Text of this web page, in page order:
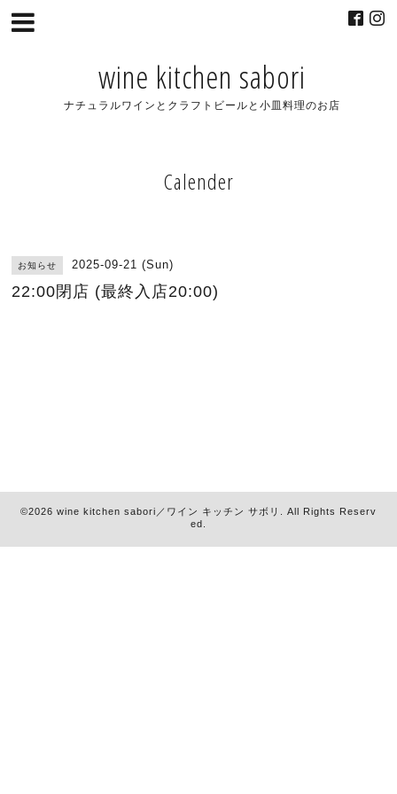
wine kitchen sabori
ナチュラルワインとクラフトビールと小皿料理のお店
Calender
お知らせ 2025-09-21 (Sun)
22:00閉店 (最終入店20:00)
©2026 wine kitchen sabori／ワイン キッチン サボリ
. All Rights Reserv
ed.